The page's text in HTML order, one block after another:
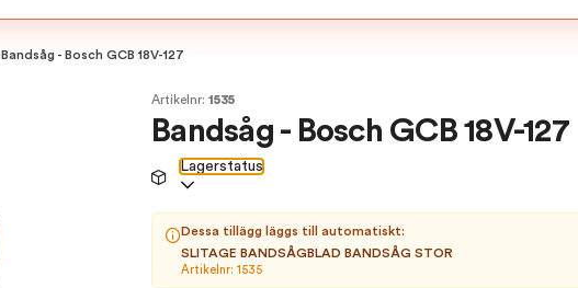
Bandsåg - Bosch GCB 18V-127
Artikelnr: 1535
Bandsåg - Bosch GCB 18V-127
Lagerstatus
Dessa tillägg läggs till automatiskt:
SLITAGE BANDSÅGBLAD BANDSÅG STOR
Artikelnr: 1535